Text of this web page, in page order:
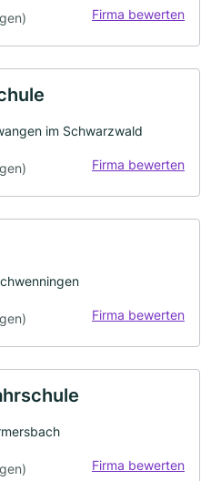
Firma bewerten
im Schwarzwald
Firma bewerten
Firma bewerten
Firma bewerten